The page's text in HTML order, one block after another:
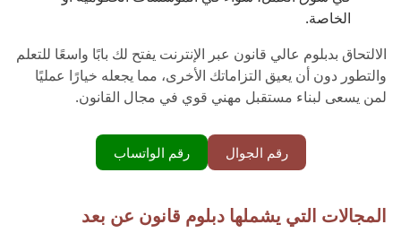
الخاصة.
الالتحاق بدبلوم عالي قانون عبر الإنترنت يفتح لك بابًا واسعًا للتعلم
والتطور دون أن يعيق التزاماتك الأخرى، مما يجعله خيارًا عمليًا
لمن يسعى لبناء مستقبل مهني قوي في مجال القانون.
رقم الجوال رقم الواتساب
المجالات التي يشملها دبلوم قانون عن بعد